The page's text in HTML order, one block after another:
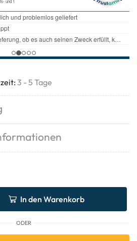
3 - 5 Tage
In den Warenkorb
ODER